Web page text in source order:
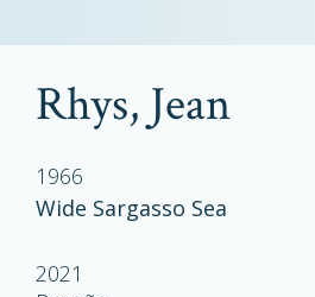
Rhys, Jean
1966
Wide Sargasso Sea
2021